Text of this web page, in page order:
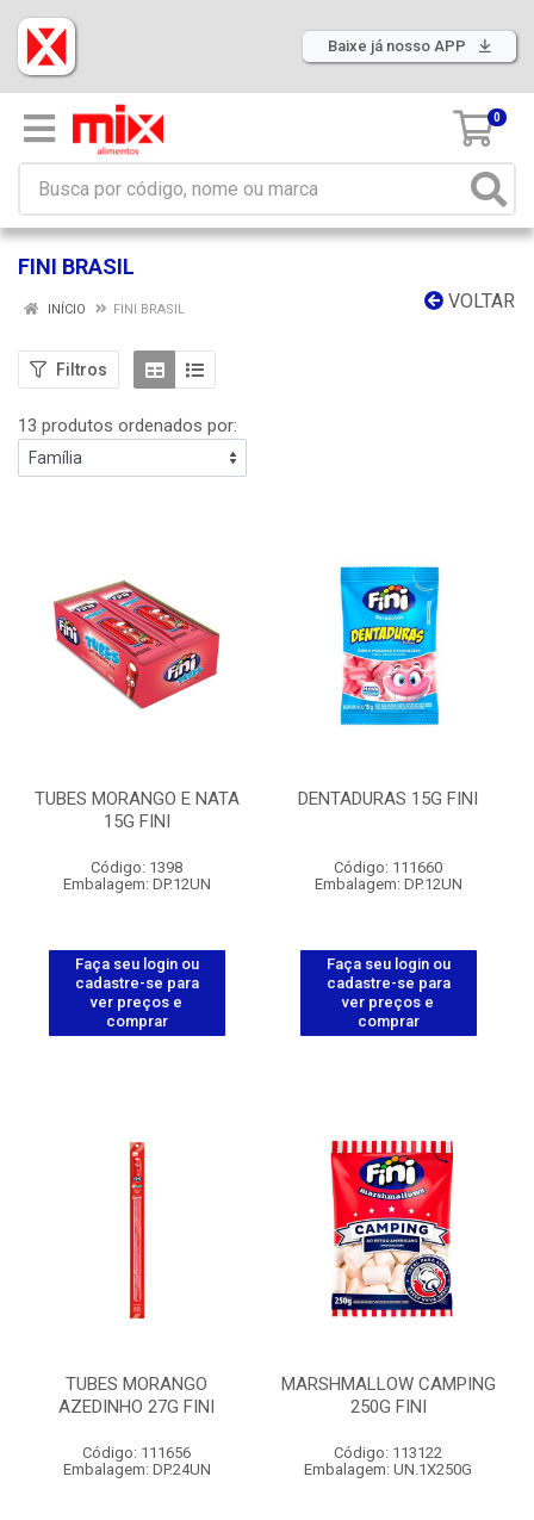
Baixe já nosso APP
0
FINI BRASIL
VOLTAR
INÍCIO FINI BRASIL
Filtros
13 produtos ordenados por:
TUBES MORANGO E NATA
15G FINI
Código: 1398
Embalagem: DP.12UN
Faça seu login ou
cadastre-se para
ver preços e
comprar
DENTADURAS 15G FINI
Código: 111660
Embalagem: DP.12UN
Faça seu login ou
cadastre-se para
ver preços e
comprar
TUBES MORANGO
AZEDINHO 27G FINI
Código: 111656
Embalagem: DP.24UN
MARSHMALLOW CAMPING
250G FINI
Código: 113122
Embalagem: UN.1X250G